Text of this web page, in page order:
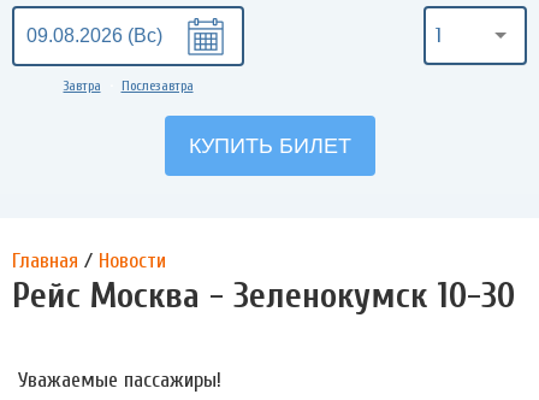
Завтра Послезавтра
1
Главная / Новости
Рейс Москва - Зеленокумск 10-30
Уважаемые пассажиры!